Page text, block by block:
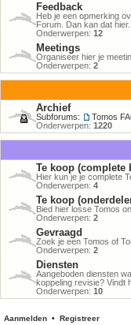
Feedback
Heb je een opmerking
Forum. Dan kan dat hier.
Onderwerpen: 12
Meetings
Organiseer hier je
Onderwerpen: 2
Archief
Subforums: Tomos
Onderwerpen: 1220
Te koop (complete
Hier kun je je complete
Onderwerpen: 4
Te koop
Bied hier losse Tomos
Onderwerpen: 2
Gevraagd
Zoek je een Tomos of
Onderwerpen: 2
Diensten
Aangeboden diensten
koppeling revisie? Vindt
Onderwerpen: 10
Aanmelden • Registreer